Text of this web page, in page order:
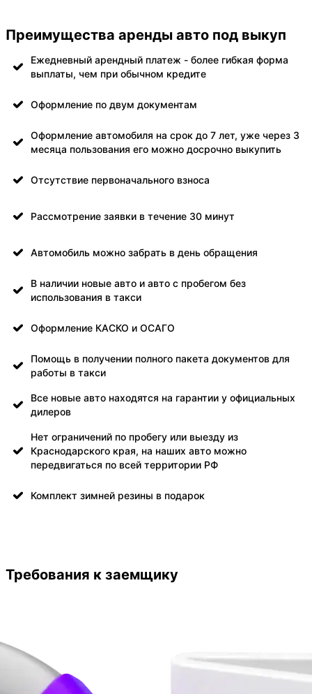
Преимущества аренды авто под выкуп
Ежедневный арендный платеж - более гибкая форма
выплаты, чем при обычном кредите
Оформление по двум документам
Оформление автомобиля на срок до 7 лет, уже через 3
месяца пользования его можно досрочно выкупить
Отсутствие первоначального взноса
Рассмотрение заявки в течение 30 минут
Автомобиль можно забрать в день обращения
В наличии новые авто и авто с пробегом без
использования в такси
Оформление КАСКО и ОСАГО
Помощь в получении полного пакета документов для
работы в такси
Все новые авто находятся на гарантии у официальных
дилеров
Нет ограничений по пробегу или выезду из
Краснодарского края, на наших авто можно
передвигаться по всей территории РФ
Комплект зимней резины в подарок
Требования к заемщику